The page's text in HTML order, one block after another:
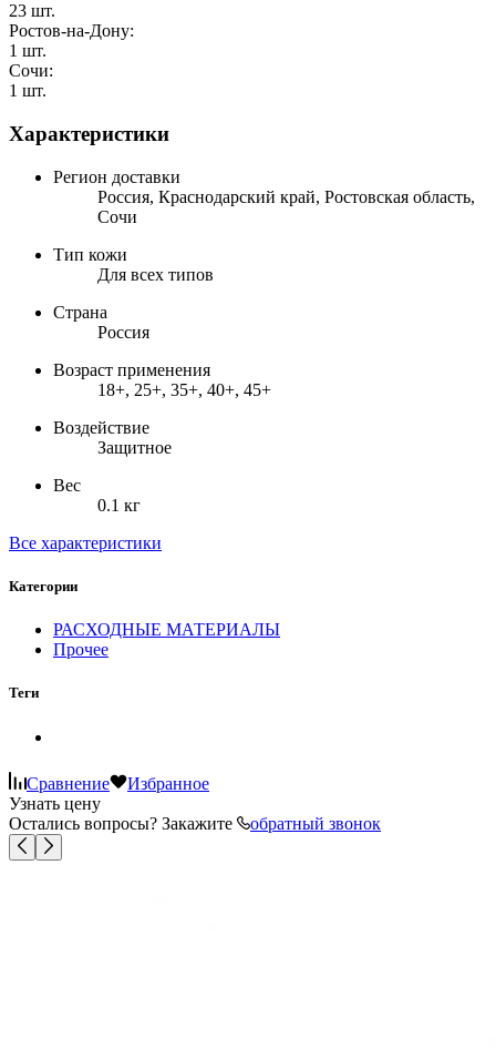
23 шт.
Ростов-на-Дону:
1 шт.
Сочи:
1 шт.
Характеристики
Регион доставки
Россия, Краснодарский край, Ростовская область,
Сочи
Тип кожи
Для всех типов
Страна
Россия
Возраст применения
18+, 25+, 35+, 40+, 45+
Воздействие
Защитное
Вес
0.1 кг
Все характеристики
Категории
РАСХОДНЫЕ МАТЕРИАЛЫ
Прочее
Теги
Сравнение
Избранное
Узнать цену
Остались вопросы? Закажите
обратный звонок